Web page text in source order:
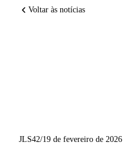
Voltar às notícias
JLS42/19 de fevereiro de 2026